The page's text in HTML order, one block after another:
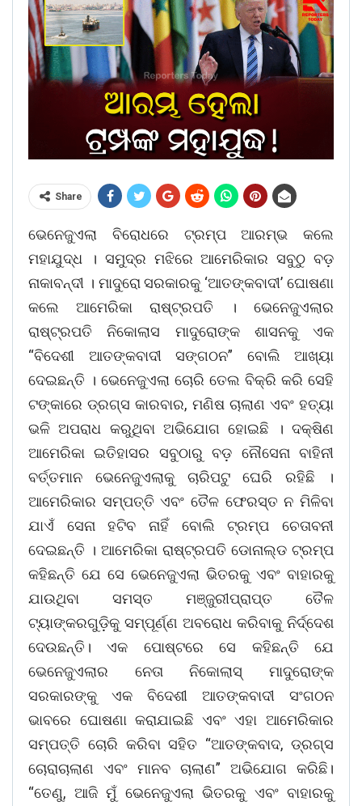
Share
ଭେନେଜୁଏଲା ବିରୋଧରେ ଟ୍ରମ୍ପ ଆରମ୍ଭ କଲେ
ମହାଯୁଦ୍ଧ । ସମୁଦ୍ର ମଝିରେ ଆମେରିକାର ସବୁଠୁ ବଡ଼
ନାକାବନ୍ଦୀ । ମାଦୁରୋ ସରକାରକୁ ‘ଆତଙ୍କବାଦୀ’ ଘୋଷଣା
କଲେ ଆମେରିକା ରାଷ୍ଟ୍ରପତି । ଭେନେଜୁଏଲାର
ରାଷ୍ଟ୍ରପତି ନିକୋଲାସ ମାଦୁରୋଙ୍କ ଶାସନକୁ ଏକ
“ବିଦେଶୀ ଆତଙ୍କବାଦୀ ସଙ୍ଗଠନ” ବୋଲି ଆଖ୍ୟା
ଦେଇଛନ୍ତି । ଭେନେଜୁଏଲା ଚୋରି ତେଲ ବିକ୍ରି କରି ସେହି
ଟଙ୍କାରେ ଡ୍ରଗ୍ସ କାରବାର, ମଣିଷ ଚାଲାଣ ଏବଂ ହତ୍ୟା
ଭଳି ଅପରାଧ କରୁଥିବା ଅଭିଯୋଗ ହୋଇଛି । ଦକ୍ଷିଣ
ଆମେରିକା ଇତିହାସର ସବୁଠାରୁ ବଡ଼ ନୌସେନା ବାହିନୀ
ବର୍ତ୍ତମାନ ଭେନେଜୁଏଲାକୁ ଚାରିପଟୁ ଘେରି ରହିଛି ।
ଆମେରିକାର ସମ୍ପତ୍ତି ଏବଂ ତୈଳ ଫେରସ୍ତ ନ ମିଳିବା
ଯାଏଁ ସେନା ହଟିବ ନାହିଁ ବୋଲି ଟ୍ରମ୍ପ ଚେତାବନୀ
ଦେଇଛନ୍ତି । ଆମେରିକା ରାଷ୍ଟ୍ରପତି ଡୋନାଲ୍ଡ ଟ୍ରମ୍ପ
କହିଛନ୍ତି ଯେ ସେ ଭେନେଜୁଏଲା ଭିତରକୁ ଏବଂ ବାହାରକୁ
ଯାଉଥିବା ସମସ୍ତ ମଞ୍ଜୁରୀପ୍ରାପ୍ତ ତୈଳ
ଟ୍ୟାଙ୍କରଗୁଡ଼ିକୁ ସମ୍ପୂର୍ଣ୍ଣ ଅବରୋଧ କରିବାକୁ ନିର୍ଦ୍ଦେଶ
ଦେଉଛନ୍ତି। ଏକ ପୋଷ୍ଟରେ ସେ କହିଛନ୍ତି ଯେ
ଭେନେଜୁଏଲାର ନେତା ନିକୋଲାସ୍ ମାଦୁରୋଙ୍କ
ସରକାରଙ୍କୁ ଏକ ବିଦେଶୀ ଆତଙ୍କବାଦୀ ସଂଗଠନ
ଭାବରେ ଘୋଷଣା କରାଯାଇଛି ଏବଂ ଏହା ଆମେରିକାର
ସମ୍ପତ୍ତି ଚୋରି କରିବା ସହିତ “ଆତଙ୍କବାଦ, ଡ୍ରଗ୍ସ
ଚୋରାଚାଲାଣ ଏବଂ ମାନବ ଚାଲାଣ” ଅଭିଯୋଗ କରିଛି।
“ତେଣୁ, ଆଜି ମୁଁ ଭେନେଜୁଏଲା ଭିତରକୁ ଏବଂ ବାହାରକୁ